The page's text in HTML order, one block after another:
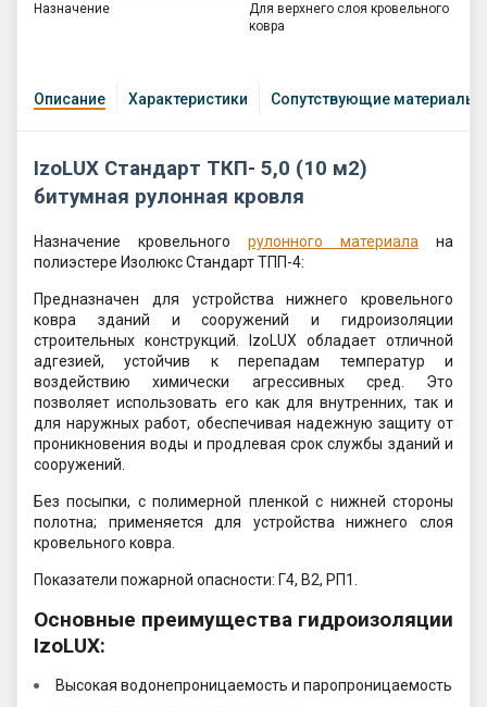
Назначение
Для верхнего слоя кровельного
ковра
Описание Характеристики Сопутствующие материалы
IzoLUX Стандарт ТКП- 5,0 (10 м2)
битумная рулонная кровля
Назначение кровельного рулонного материала на
полиэстере Изолюкс Стандарт ТПП-4:
Предназначен для устройства нижнего кровельного
ковра зданий и сооружений и гидроизоляции
строительных конструкций. IzoLUX обладает отличной
адгезией, устойчив к перепадам температур и
воздействию химически агрессивных сред. Это
позволяет использовать его как для внутренних, так и
для наружных работ, обеспечивая надежную защиту от
проникновения воды и продлевая срок службы зданий и
сооружений.
Без посыпки, с полимерной пленкой с нижней стороны
полотна; применяется для устройства нижнего слоя
кровельного ковра.
Показатели пожарной опасности: Г4, В2, РП1.
Основные преимущества гидроизоляции
IzoLUX:
Высокая водонепроницаемость и паропроницаемость